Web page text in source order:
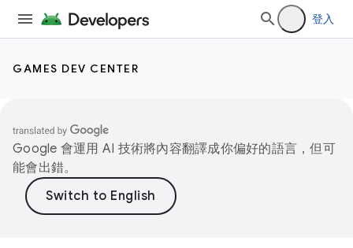
登入
GAMES DEV CENTER
Google 會運用 AI 技術將內容翻譯成你偏好的語言，但可
能會出錯。